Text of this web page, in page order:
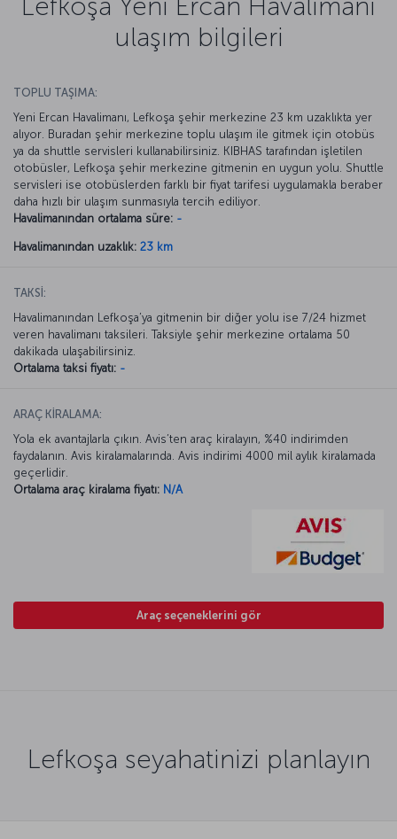
ulaşım bilgileri
TOPLU TAŞIMA:
Yeni Ercan Havalimanı, Lefkoşa şehir merkezine 23 km uzaklıkta yer
alıyor. Buradan şehir merkezine toplu ulaşım ile gitmek için otobüs
ya da shuttle servisleri kullanabilirsiniz. KIBHAS tarafından işletilen
otobüsler, Lefkoşa şehir merkezine gitmenin en uygun yolu. Shuttle
servisleri ise otobüslerden farklı bir fiyat tarifesi uygulamakla beraber
daha hızlı bir ulaşım sunmasıyla tercih ediliyor.
Havalimanından ortalama süre: -
Havalimanından uzaklık: 23 km
TAKSİ:
Havalimanından Lefkoşa’ya gitmenin bir diğer yolu ise 7/24 hizmet
veren havalimanı taksileri. Taksiyle şehir merkezine ortalama 50
dakikada ulaşabilirsiniz.
Ortalama taksi fiyatı: -
ARAÇ KİRALAMA:
Yola ek avantajlarla çıkın. Avis’ten araç kiralayın, %40 indirimden
faydalanın. Avis kiralamalarında. Avis indirimi 4000 mil aylık kiralamada
geçerlidir.
Ortalama araç kiralama fiyatı: N/A
Araç seçeneklerini gör
Lefkoşa seyahatinizi planlayın